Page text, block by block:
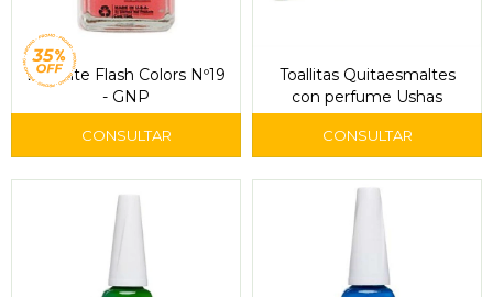
Esmalte Flash Colors Nº19
- GNP
Toallitas Quitaesmaltes
con perfume Ushas